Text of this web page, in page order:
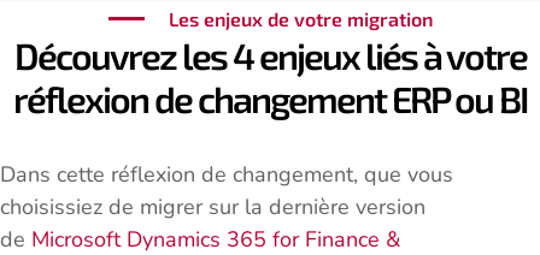
Les enjeux de votre migration
Découvrez les 4 enjeux liés à votre
réflexion de changement ERP ou BI
Dans cette réflexion de changement, que vous
choisissiez de migrer sur la dernière version
de Microsoft Dynamics 365 for Finance &